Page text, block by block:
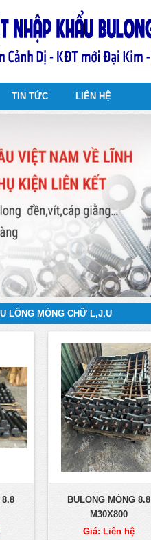
TIN TỨC LIÊN HỆ
LÔNG MÓNG CHỮ L,J,U
8.8
BULONG MÓNG 8.8
M30X800
Giá: Liên hệ